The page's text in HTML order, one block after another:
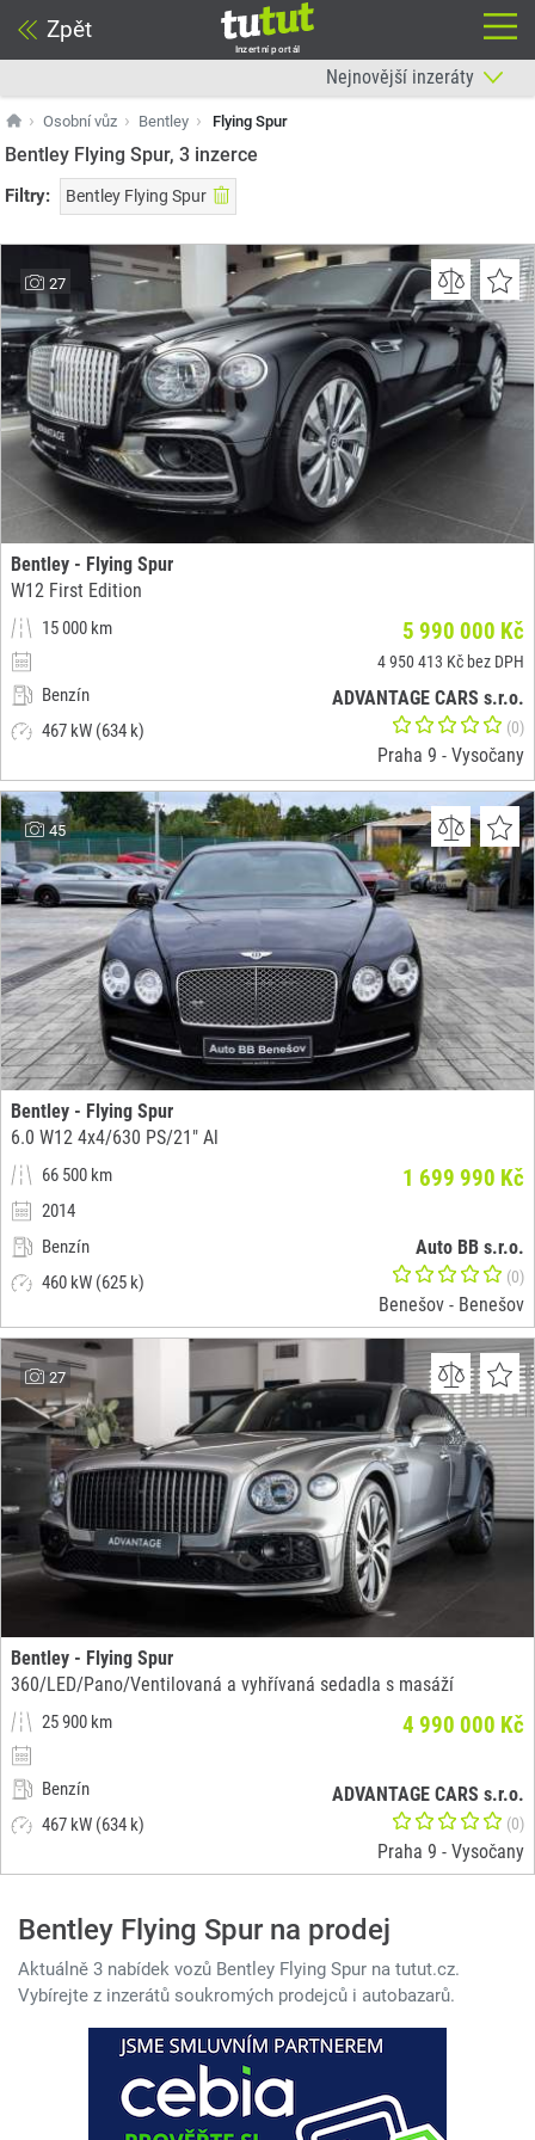
Zpět
Inzertní portál
Osobní vůz Bentley Flying Spur
Bentley Flying Spur, 3 inzerce
Filtry: Bentley Flying Spur
27
Bentley - Flying Spur
W12 First Edition
15 000 km
Benzín
467 kW (634 k)
5 990 000 Kč
4 950 413 Kč bez DPH
ADVANTAGE CARS s.r.o.
(0)
Praha 9 - Vysočany
45
Bentley - Flying Spur
6.0 W12 4x4/630 PS/21" Al
66 500 km
2014
Benzín
460 kW (625 k)
1 699 990 Kč
Auto BB s.r.o.
(0)
Benešov - Benešov
27
Bentley - Flying Spur
360/LED/Pano/Ventilovaná a vyhřívaná sedadla s masáží
25 900 km
Benzín
467 kW (634 k)
4 990 000 Kč
ADVANTAGE CARS s.r.o.
(0)
Praha 9 - Vysočany
Bentley Flying Spur na prodej
Aktuálně 3 nabídek vozů Bentley Flying Spur na tutut.cz.
Vybírejte z inzerátů soukromých prodejců i autobazarů.